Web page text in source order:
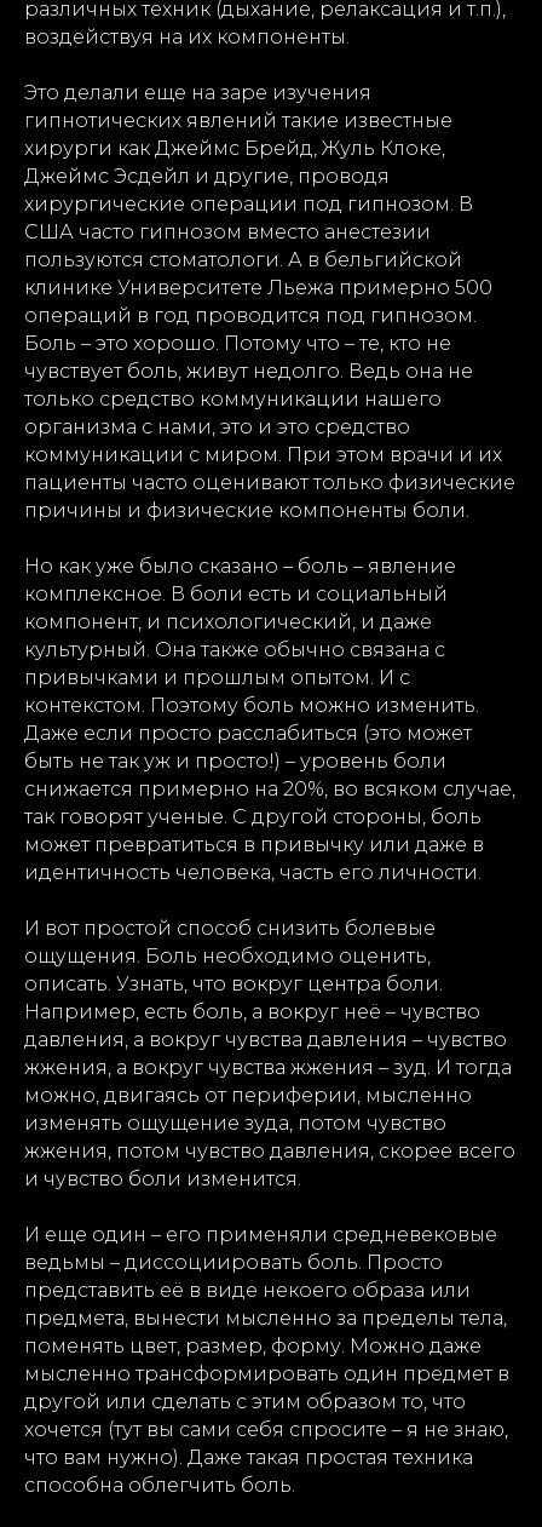
различных техник (дыхание, релаксация и т.п.),
воздействуя на их компоненты.
Это делали еще на заре изучения
гипнотических явлений такие известные
хирурги как Джеймс Брейд, Жуль Клоке,
Джеймс Эсдейл и другие, проводя
хирургические операции под гипнозом. В
США часто гипнозом вместо анестезии
пользуются стоматологи. А в бельгийской
клинике Университете Льежа примерно 500
операций в год проводится под гипнозом.
Боль – это хорошо. Потому что – те, кто не
чувствует боль, живут недолго. Ведь она не
только средство коммуникации нашего
организма с нами, это и это средство
коммуникации с миром. При этом врачи и их
пациенты часто оценивают только физические
причины и физические компоненты боли.
Но как уже было сказано – боль – явление
комплексное. В боли есть и социальный
компонент, и психологический, и даже
культурный. Она также обычно связана с
привычками и прошлым опытом. И с
контекстом. Поэтому боль можно изменить.
Даже если просто расслабиться (это может
быть не так уж и просто!) – уровень боли
снижается примерно на 20%, во всяком случае,
так говорят ученые. С другой стороны, боль
может превратиться в привычку или даже в
идентичность человека, часть его личности.
И вот простой способ снизить болевые
ощущения. Боль необходимо оценить,
описать. Узнать, что вокруг центра боли.
Например, есть боль, а вокруг неё – чувство
давления, а вокруг чувства давления – чувство
жжения, а вокруг чувства жжения – зуд. И тогда
можно, двигаясь от периферии, мысленно
изменять ощущение зуда, потом чувство
жжения, потом чувство давления, скорее всего
и чувство боли изменится.
И еще один – его применяли средневековые
ведьмы – диссоциировать боль. Просто
представить её в виде некоего образа или
предмета, вынести мысленно за пределы тела,
поменять цвет, размер, форму. Можно даже
мысленно трансформировать один предмет в
другой или сделать с этим образом то, что
хочется (тут вы сами себя спросите – я не знаю,
что вам нужно). Даже такая простая техника
способна облегчить боль.